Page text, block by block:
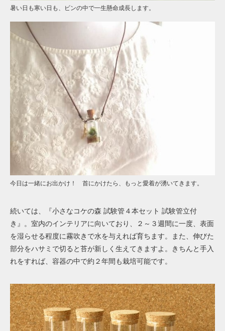
暑い日も寒い日も、ビンの中で一生懸命成長します。
今日は一緒にお出かけ！ 首にかけたら、もっと愛着が湧いてきます。
続いては、『小さなコケの森 試験管４本セット 試験管立付
き』。室内のインテリアに向いており、２～３週間に一度、表面
を湿らせる程度に霧吹きで水を与えれば育ちます。また、伸びた
部分をハサミで切ると苔が新しく生えてきますよ。きちんと手入
れをすれば、容器の中で約２年間も栽培可能です。